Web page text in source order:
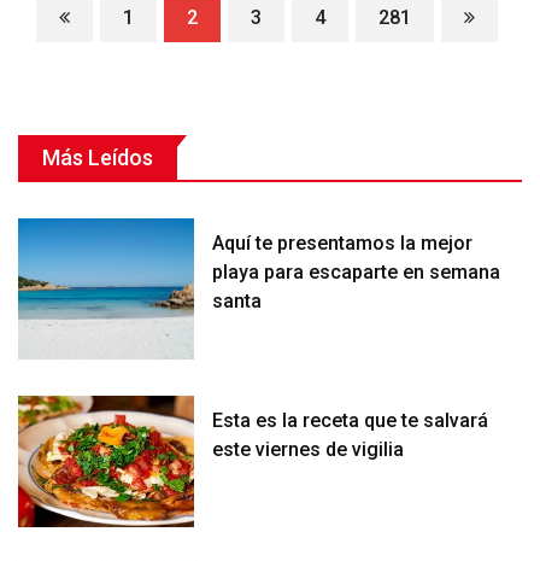
1 2 3 4 281
Más Leídos
Aquí te presentamos la mejor
playa para escaparte en semana
santa
Esta es la receta que te salvará
este viernes de vigilia